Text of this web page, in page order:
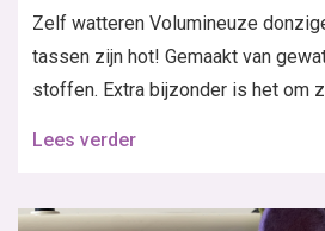
Zelf watteren Volumineuze
tassen zijn hot! Gemaakt van
stoffen. Extra bijzonder is het om
Lees verder